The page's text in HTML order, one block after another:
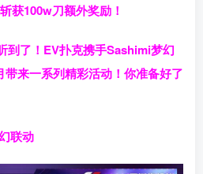
获100w刀额外奖励！
到了！EV扑克携手Sashimi梦幻
来一系列精彩活动！你准备好了
联动